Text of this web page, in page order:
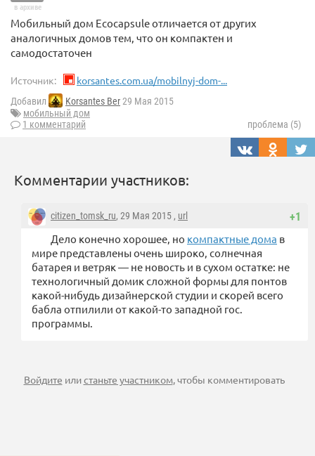
в архиве
Мобильный дом Ecocapsule отличается от других
аналогичных домов тем, что он компактен и
самодостаточен
Источник: korsantes.com.ua/mobilnyj-dom-...
Добавил Korsantes Ber29 Мая 2015
мобильный дом
1 комментарий
проблема (5)
Комментарии участников:
+1
citizen_tomsk_ru, 29 Мая 2015 , url
Дело конечно хорошее, но компактные дома в
мире представлены очень широко, солнечная
батарея и ветряк — не новость и в сухом остатке: не
технологичный домик сложной формы для понтов
какой-нибудь дизайнерской студии и скорей всего
бабла отпилили от какой-то западной гос.
программы.
Войдите илистаньте участником, чтобы комментировать